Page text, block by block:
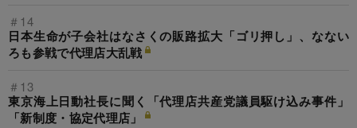
＃14
日本生命が子会社はなさくの販路拡大「ゴリ押し」、なない
ろも参戦で代理店大乱戦
＃13
東京海上日動社長に聞く「代理店共産党議員駆け込み事件」
「新制度・協定代理店」